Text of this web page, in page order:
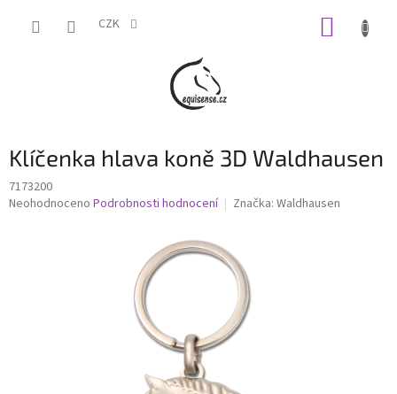
CZK
Klíčenka hlava koně 3D Waldhausen
7173200
Průměrné
Neohodnoceno Podrobnosti hodnocení Značka: Waldhausen